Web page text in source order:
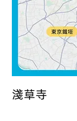
淺草寺